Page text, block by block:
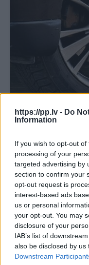
https://pp.lv - Do
Information
If you wish to opt-out
processing of your
targeted advertising by
section to confirm your
opt-out request is
interest-based ads
us or personal
your opt-out. You may
disclosure of your
IAB’s list of
also be disclosed by
Downstream
Lexus RX 300
Hibrīds
Apvidus
Automātiskā
2012
165 700km
Tirgo kompānija
14 490€